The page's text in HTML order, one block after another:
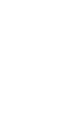
사회에서 분쟁과 갈
?」와 예수의 114개
」 등이 새로 실렸
문헌으로 소개하고
진 개정판은 더 많